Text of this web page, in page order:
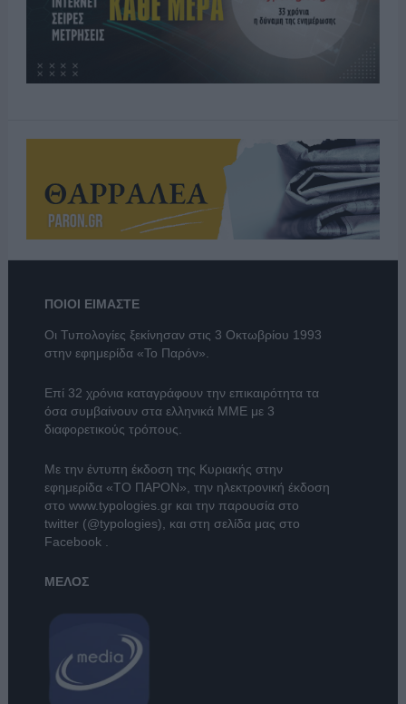
ΠΟΙΟΙ ΕΙΜΑΣΤΕ
Οι Τυπολογίες ξεκίνησαν στις 3 Οκτωβρίου 1993
στην εφημερίδα «Το Παρόν».
Επί 32 χρόνια καταγράφουν την επικαιρότητα τα
όσα συμβαίνουν στα ελληνικά ΜΜΕ με 3
διαφορετικούς τρόπους.
Με την έντυπη έκδοση της Κυριακής στην
εφημερίδα «ΤΟ ΠΑΡΟΝ» , την ηλεκτρονική έκδοση
στο www.typologies.grκαι την παρουσία στο
twitter (@typologies) , και στη σελίδα μας στο
Facebook
ΜΕΛΟΣ